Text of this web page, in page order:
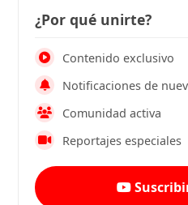
¿Por qué unirte?
Contenido exclusivo
Notificaciones de
Comunidad activa
Reportajes especiales